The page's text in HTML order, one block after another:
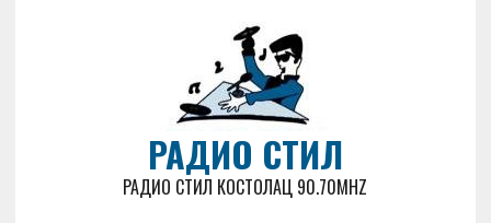
РАДИО СТИЛ
РАДИО СТИЛ КОСТОЛАЦ 90.70MHZ